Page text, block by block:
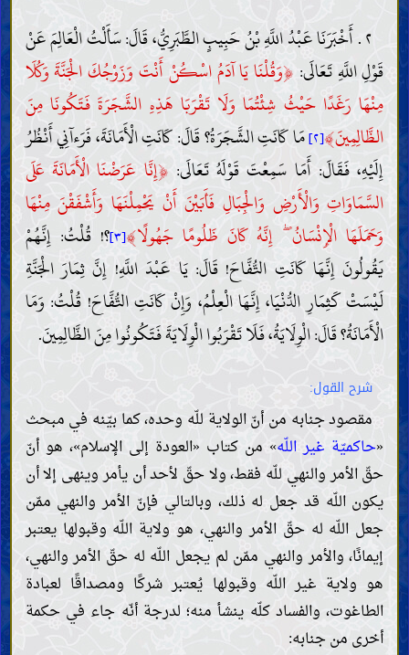
٢ . أَخْبَرَنَا عَبْدُ اللَّهِ بْنُ حَبِيبٍ الطَّبَرِيُّ، قَالَ: سَأَلْتُ الْعَالِمَ عَنْ
قَوْلِ اللَّهِ تَعَالَى: ﴿وَقُلْنَا يَا آدَمُ اسْكُنْ أَنْتَ وَزَوْجُكَ الْجَنَّةَ وَكُلَا
مِنْهَا رَغَدًا حَيْثُ شِئْتُمَا وَلَا تَقْرَبَا هَذِهِ الشَّجَرَةَ فَتَكُونَا مِنَ
الظَّالِمِينَ﴾[٢] مَا كَانَتِ الشَّجَرَةُ؟ قَالَ: كَانَتِ الْأَمَانَةَ، فَرَءآنِي أَنْظُرُ
إِلَيْهِ، فَقَالَ: أَمَا سَمِعْتَ قَوْلَهُ تَعَالَى: ﴿إِنَّا عَرَضْنَا الْأَمَانَةَ عَلَى
السَّمَاوَاتِ وَالْأَرْضِ وَالْجِبَالِ فَأَبَيْنَ أَنْ يَحْمِلْنَهَا وَأَشْفَقْنَ مِنْهَا
وَحَمَلَهَا الْإِنْسَانُ ۖ إِنَّهُ كَانَ ظَلُومًا جَهُولًا﴾[٣] ؟! قُلْتُ: إِنَّهُمْ
يَقُولُونَ إِنَّهَا كَانَتِ التُّفَّاحَ! قَالَ: يَا عَبْدَ اللَّهِ! إِنَّ ثِمَارَ الْجَنَّةِ
لَيْسَتْ كَثِمَارِ الدُّنْيَا، إِنَّهَا الْعِلْمُ، وَإِنْ كَانَتِ التُّفَّاحَ! قُلْتُ: وَمَا
الْأَمَانَةُ؟ قَالَ: الْوِلَايَةُ، فَلَا تَقْرَبُوا الْوِلَايَةَ فَتَكُونُوا مِنَ الظَّالِمِينَ.
شرح القول:
مقصود جنابه من أنّ الولاية للّه وحده، كما بيّنه في مبحث
«حاكميّة غير اللّه» من كتاب «العودة إلى الإسلام»، هو أنّ
حقّ الأمر والنهي للّه فقط، ولا حقّ لأحد أن يأمر وينهى إلا أن
يكون اللّه قد جعل له ذلك، وبالتالي فإنّ الأمر والنهي ممّن
جعل اللّه له حقّ الأمر والنهي، هو ولاية اللّه وقبولها يعتبر
إيمانًا، والأمر والنهي ممّن لم يجعل اللّه له حقّ الأمر والنهي،
هو ولاية غير اللّه وقبولها يُعتبر شركًا ومصداقًا لعبادة
الطاغوت، والفساد كلّه ينشأ منه؛ لدرجة أنّه جاء في حكمة
أخرى من جنابه: